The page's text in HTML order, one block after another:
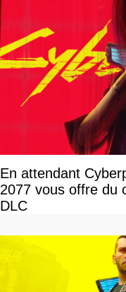
En attendant
2077 vous offre du
DLC